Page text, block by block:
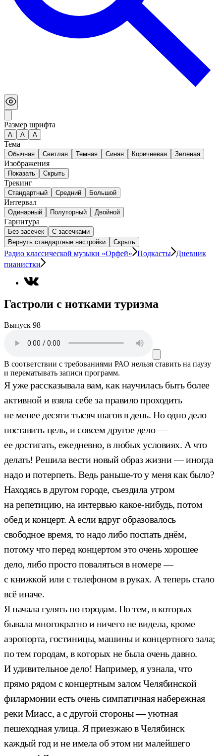
Размер шрифта
А A A
Тема
Обычная Светлая Темная Синяя Коричневая Зеленая
Изображения
Показать Скрыть
Трекинг
Стандартный Средний Большой
Интервал
Одинарный Полуторный Двойной
Гарнитура
Без засечек
С засечками
Вернуть стандартные настройки
Скрыть
Радио классической музыки «Орфей» Подкасты
Дневник
пианистки
Гастроли с нотками туризма
Выпуск 98
В соответствии с требованиями РАО нельзя ставить на паузу
и перематывать записи программ.
Я уже рассказывала вам, как научилась быть более
активной и взяла себе за правило проходить
не менее десяти тысяч шагов в день. Но одно дело
поставить цель, и совсем другое дело —
ее достигать, ежедневно, в любых условиях. А что
делать! Решила вести новый образ жизни — иногда
надо и потерпеть. Ведь раньше-то у меня как было?
Находясь в другом городе, съездила утром
на репетицию, на интервью какое-нибудь, потом
обед и концерт. А если вдруг образовалось
свободное время, то надо либо поспать днём,
потому что перед концертом это очень хорошее
дело, либо просто поваляться в номере —
с книжкой или с телефоном в руках. А теперь стало
всё иначе.
Я начала гулять по городам. По тем, в которых
бывала многократно и ничего не видела, кроме
аэропорта, гостиницы, машины и концертного зала;
по тем городам, в которых не была очень давно.
И удивительное дело! Например, я узнала, что
прямо рядом с концертным залом Челябинской
филармонии есть очень симпатичная набережная
реки Миасс, а с другой стороны — уютная
пешеходная улица. Я приезжаю в Челябинск
каждый год и не имела об этом ни малейшего